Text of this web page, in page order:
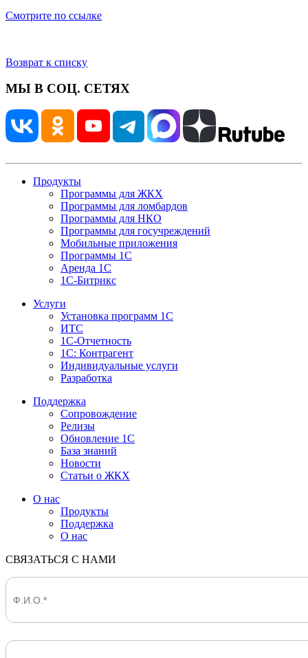
Смотрите по ссылке
Возврат к списку
МЫ В СОЦ. СЕТЯХ
Продукты
Программы для ЖКХ
Программы для ломбардов
Программы для НКО
Программы для госучреждений
Мобильные приложения
Программы 1С
Аренда 1С
1С-Битрикс
Услуги
Установка программ 1С
ИТС
1С-Отчетность
1С: Контрагент
Индивидуальные услуги
Разработка
Поддержка
Сопровождение
Релизы
Обновление 1С
База знаний
Новости
Статьи о ЖКХ
О нас
Продукты
Поддержка
О нас
СВЯЗАТЬСЯ С НАМИ